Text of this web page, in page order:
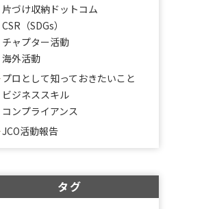
片づけ収納ドットコム
CSR（SDGs）
チャプター活動
海外活動
プロとして知っておきたいこと
ビジネススキル
コンプライアンス
JCO活動報告
タグ